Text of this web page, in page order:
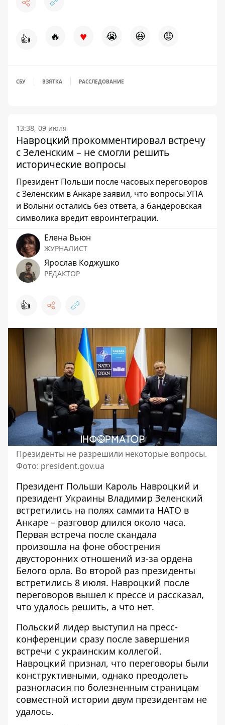
👍 🔥 ♥ 😭 😆 😡
СБУ ВЗЯТКА РАССЛЕДОВАНИЕ
13:38, 09 июля
Навроцкий прокомментировал встречу
с Зеленским – не смогли решить
исторические вопросы
Президент Польши после часовых переговоров
с Зеленским в Анкаре заявил, что вопросы УПА
и Волыни остались без ответа, а бандеровская
символика вредит евроинтеграции.
Елена Вьюн
ЖУРНАЛИСТ
Ярослав Коджушко
РЕДАКТОР
👍
Президенты не разрешили некоторые вопросы.
Фото: president.gov.ua
Президент Польши Кароль Навроцкий и
президент Украины Владимир Зеленский
встретились на полях саммита НАТО в
Анкаре – разговор длился около часа.
Первая встреча после скандала
произошла на фоне обострения
двусторонних отношений из-за ордена
Белого орла. Во второй раз президенты
встретились 8 июля. Навроцкий после
переговоров вышел к прессе и рассказал,
что удалось решить, а что нет.
Польский лидер выступил на пресс-
конференции сразу после завершения
встречи с украинским коллегой.
Навроцкий признал, что переговоры были
конструктивными, однако преодолеть
разногласия по болезненным страницам
совместной истории двум президентам не
удалось.